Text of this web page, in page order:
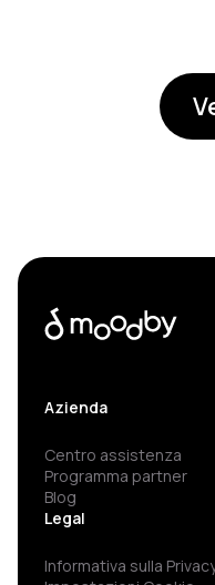
Azienda
Centro assistenza
Programma partner
Blog
Legal
Informativa sulla